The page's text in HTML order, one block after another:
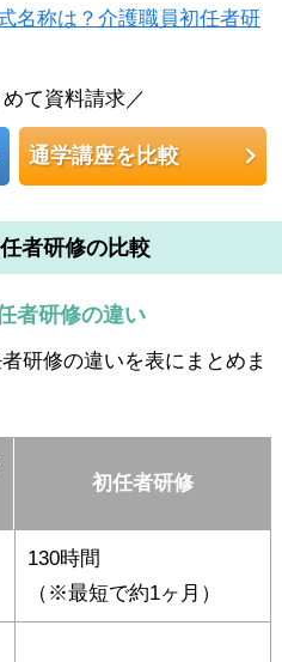
名称は？介護職員初任者研
て資料請求／
通学講座を比較
者研修の比較
者研修の違い
研修の違いを表にまとめま
初任者研修
130時間
（※最短で約1ヶ月）